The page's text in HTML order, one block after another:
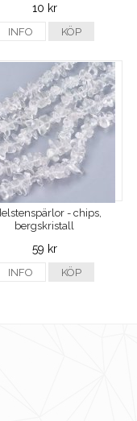
10 kr
INFO KÖP
- chips,
bergskristall
59 kr
INFO KÖP